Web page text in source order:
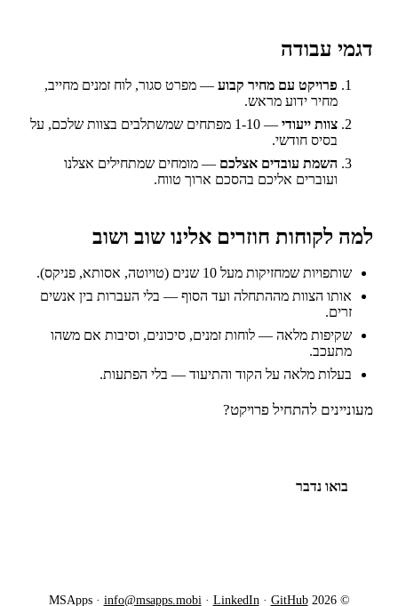
דגמי עבודה
פרויקט עם מחיר קבוע — מפרט סגור, לוח זמנים מחייב,
מחיר ידוע מראש.
צוות ייעודי
— 1-10 מפתחים שמשתלבים בצוות שלכם, על
בסיס חודשי.
השמת עובדים אצלכם — מומחים שמתחילים אצלנו
ועוברים אליכם בהסכם ארוך טווח.
למה לקוחות חוזרים אלינו שוב ושוב
שותפויות שמחזיקות מעל 10 שנים (טויוטה, אסותא, פניקס).
אותו הצוות מההתחלה ועד הסוף — בלי העברות בין אנשים
זרים.
שקיפות מלאה — לוחות זמנים, סיכונים, וסיבות אם משהו
מתעכב.
בעלות מלאה על הקוד והתיעוד — בלי הפתעות.
מעוניינים להתחיל פרויקט?
בואו נדבר
© 2026 MSApps ·
info@msapps.mobi· LinkedIn· GitHub